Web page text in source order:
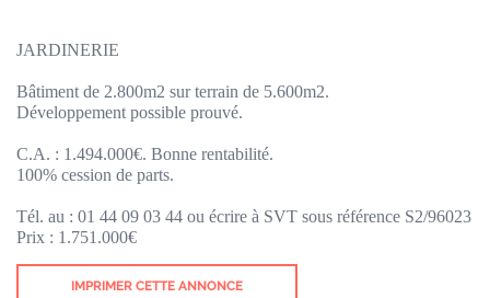
JARDINERIE
Bâtiment de 2.800m2 sur terrain de 5.600m2.
Développement possible prouvé.
C.A. : 1.494.000€. Bonne rentabilité.
100% cession de parts.
Tél. au : 01 44 09 03 44 ou écrire à SVT sous référence S2/96023
Prix : 1.751.000€
IMPRIMER CETTE ANNONCE